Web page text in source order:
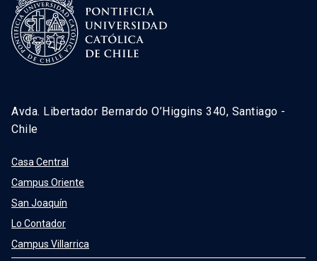
Avda. Libertador Bernardo O’Higgins 340, Santiago -
Chile
Casa Central
Campus Oriente
San Joaquín
Lo Contador
Campus Villarrica